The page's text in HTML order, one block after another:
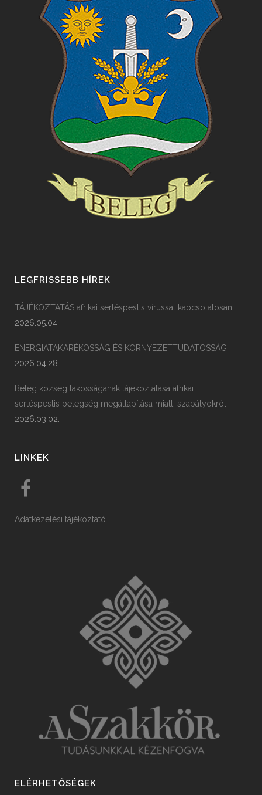
LEGFRISSEBB HÍREK
TÁJÉKOZTATÁS afrikai sertéspestis vírussal kapcsolatosan
2026.05.04.
ENERGIATAKARÉKOSSÁG ÉS KÖRNYEZETTUDATOSSÁG
2026.04.28.
Beleg község lakosságának tájékoztatása afrikai
sertéspestis betegség megállapítása miatti szabályokról
2026.03.02.
LINKEK
Adatkezelési tájékoztató
ELÉRHETŐSÉGEK